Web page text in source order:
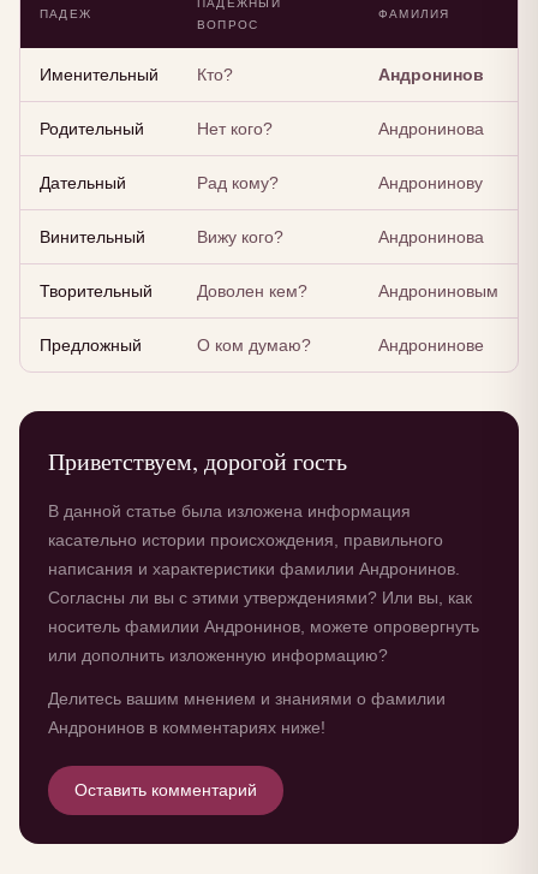
ПАДЕЖ
ПАДЕЖНЫЙ
ВОПРОС
ФАМИЛИЯ
Именительный Кто? Андронинов
Родительный Нет кого? Андронинова
Дательный Рад кому? Андронинову
Винительный Вижу кого? Андронинова
Творительный Доволен кем? Андрониновым
Предложный О ком думаю? Андронинове
Приветствуем, дорогой гость
В данной статье была изложена информация
касательно истории происхождения, правильного
написания и характеристики фамилии Андронинов.
Согласны ли вы с этими утверждениями? Или вы, как
носитель фамилии Андронинов, можете опровергнуть
или дополнить изложенную информацию?
Делитесь вашим мнением и знаниями о фамилии
Андронинов в комментариях ниже!
Оставить комментарий